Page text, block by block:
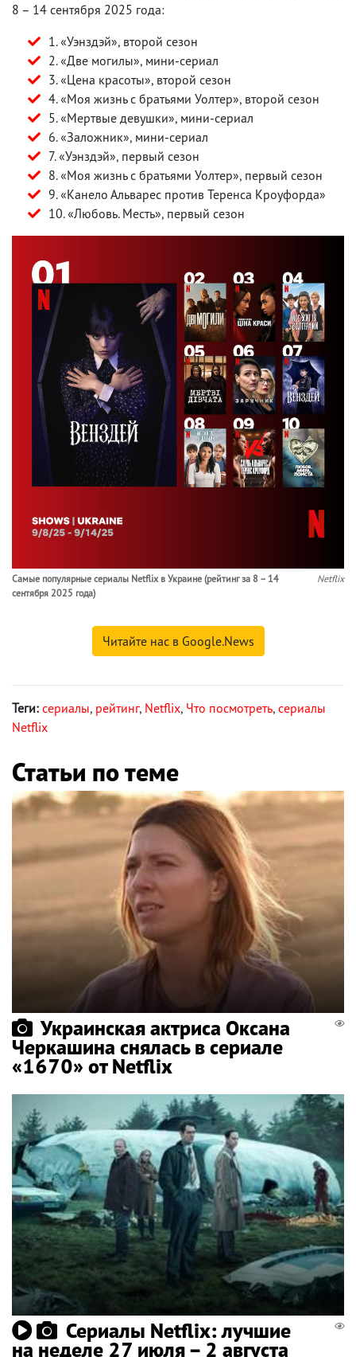
8 – 14 сентября 2025 года:
1. «Уэнздэй», второй сезон
2. «Две могилы», мини-сериал
3. «Цена красоты», второй сезон
4. «Моя жизнь с братьями Уолтер», второй сезон
5. «Мертвые девушки», мини-сериал
6. «Заложник», мини-сериал
7. «Уэнздэй», первый сезон
8. «Моя жизнь с братьями Уолтер», первый сезон
9. «Канело Альварес против Теренса Кроуфорда»
10. «Любовь. Месть», первый сезон
Самые популярные сериалы Netflix в Украине (рейтинг за 8 – 14
сентября 2025 года)
Netflix
Читайте нас в Google.News
Теги: сериалы, рейтинг, Netflix, Что посмотреть, сериалы
Netflix
Статьи по теме
Украинская актриса Оксана
Черкашина снялась в сериале
«1670» от Netflix
Сериалы Netflix: лучшие
на неделе 27 июля – 2 августа